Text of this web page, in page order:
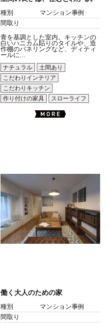
種別
マンション事例
間取り
青を基調とした室内。キッチンの
白いハニカム貼りのタイルや、造
作棚のパネリングなど、ディティ
ールに...
ナチュラル
土間あり
こだわりインテリア
こだわりキッチン
作り付けの家具
スローライフ
働く大人のための家
種別
マンション事例
間取り